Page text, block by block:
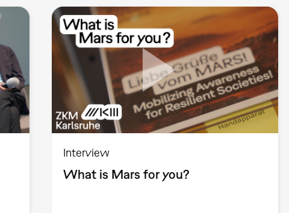
Interview
What is Mars for you?